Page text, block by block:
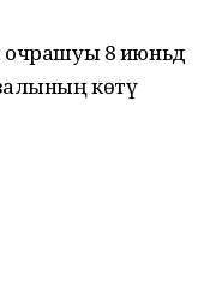
8 июньдә
көтү